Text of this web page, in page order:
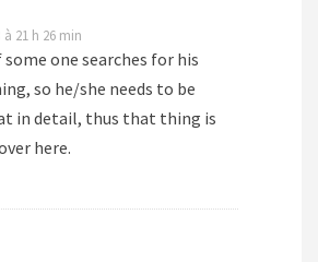
21 h 26 min
one searches for his
so he/she needs to be
in detail, thus that thing is
here.